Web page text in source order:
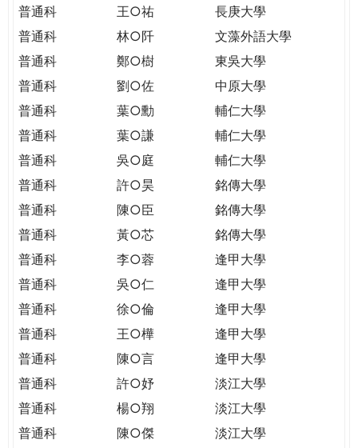
PUTTING
YOU
THE
PATH
CITIZENSHIP
普通科
王○祐
長庚大學
普通科
林○阡
文藻外語大學
普通科
鄭○樹
東吳大學
普通科
劉○佐
中原大學
普通科
葉○勳
輔仁大學
普通科
葉○謙
輔仁大學
普通科
吳○庭
輔仁大學
普通科
許○昊
銘傳大學
普通科
陳○臣
銘傳大學
普通科
黃○芯
銘傳大學
普通科
李○蓉
逢甲大學
普通科
吳○仁
逢甲大學
普通科
徐○倫
逢甲大學
普通科
王○樺
逢甲大學
普通科
陳○言
逢甲大學
普通科
許○妤
淡江大學
普通科
楊○翔
淡江大學
普通科
陳○傑
淡江大學